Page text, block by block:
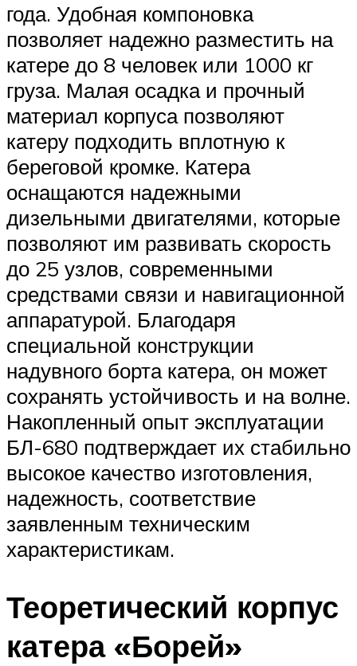
года. Удобная компоновка
позволяет надежно разместить на
катере до 8 человек или 1000 кг
груза. Малая осадка и прочный
материал корпуса позволяют
катеру подходить вплотную к
береговой кромке. Катера
оснащаются надежными
дизельными двигателями, которые
позволяют им развивать скорость
до 25 узлов, современными
средствами связи и навигационной
аппаратурой. Благодаря
специальной конструкции
надувного борта катера, он может
сохранять устойчивость и на волне.
Накопленный опыт эксплуатации
БЛ-680 подтверждает их стабильно
высокое качество изготовления,
надежность, соответствие
заявленным техническим
характеристикам.
Теоретический корпус
катера «Борей»